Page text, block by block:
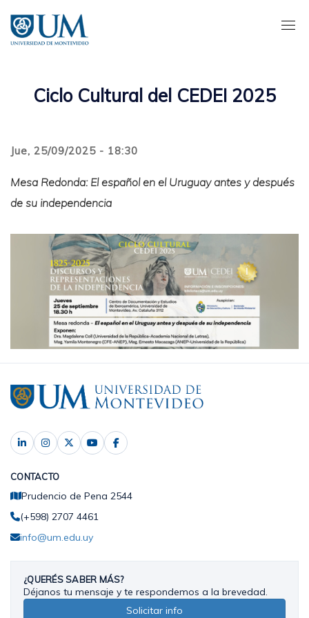
contenido
principal
Ciclo Cultural del CEDEI 2025
Jue, 25/09/2025 - 18:30
Mesa Redonda: El español en el Uruguay antes y después
de su independencia
CONTACTO
Prudencio de Pena 2544
(+598) 2707 4461
info@um.edu.uy
¿QUERÉS SABER MÁS?
Déjanos tu mensaje y te respondemos a la brevedad.
Solicitar info